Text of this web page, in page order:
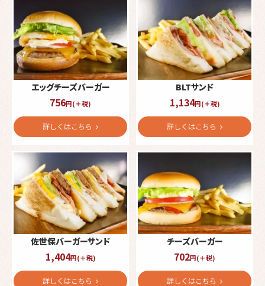
エッグチーズバーガー
756円(＋税)
詳しくはこちら
BLTサンド
1,134円(＋税)
詳しくはこちら
佐世保バーガーサンド
1,404円(＋税)
詳しくはこちら
チーズバーガー
702円(＋税)
詳しくはこちら